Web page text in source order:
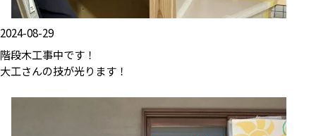
2024-08-29
階段木工事中です！
大工さんの技が光ります！